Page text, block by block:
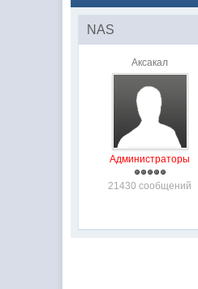
NAS
Аксакал
Администраторы
21430 сообщений